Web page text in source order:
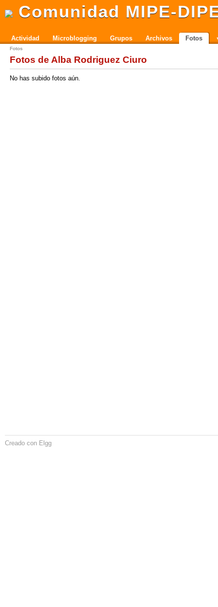
Comunidad MIPE-
Actividad Microblogging Grupos Archivos Fotos
Fotos
Fotos de Alba Rodriguez Ciuro
No has subido fotos aún.
Creado con Elgg